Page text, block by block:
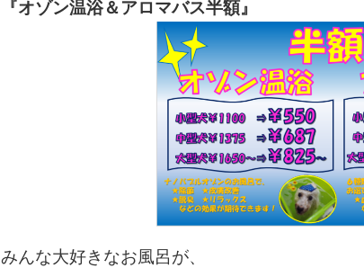
『オゾン温浴＆アロマバス半額』
みんな大好きなお風呂が、